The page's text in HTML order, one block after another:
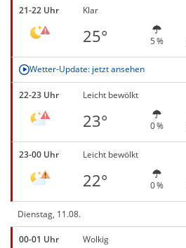
21-22 Uhr Klar
25° 5 %
Wetter-Update: jetzt ansehen
22-23 Uhr Leicht bewölkt
23° 0 %
23-00 Uhr Leicht bewölkt
22° 0 %
Dienstag, 11.08.
00-01 Uhr Wolkig